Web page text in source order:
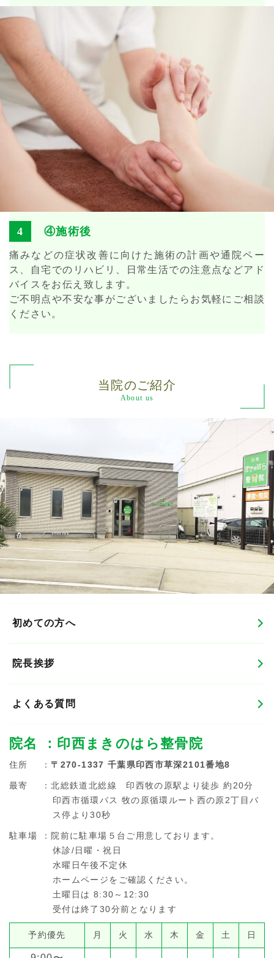
④施術後
痛みなどの症状改善に向けた施術の計画や通院ペー
ス、自宅でのリハビリ、日常生活での注意点などアド
バイスをお伝え致します。
ご不明点や不安な事がございましたらお気軽にご相談
ください。
当院のご紹介
About us
初めての方へ
院長挨拶
よくある質問
院名 ：印西まきのはら整骨院
住所 ： 〒270-1337 千葉県印西市草深2101番地8
最寄
：北総鉄道北総線 印西牧の原駅より徒歩 約20分
印西市循環バス 牧の原循環ルート西の原2丁目バ
ス停より30秒
駐車場
：院前に駐車場５台ご用意しております。
休診/日曜・祝日
水曜日午後不定休
ホームページをご確認ください。
土曜日は 8:30～12:30
受付は終了30分前となります
予約優先 月 火 水 木 金 土 日